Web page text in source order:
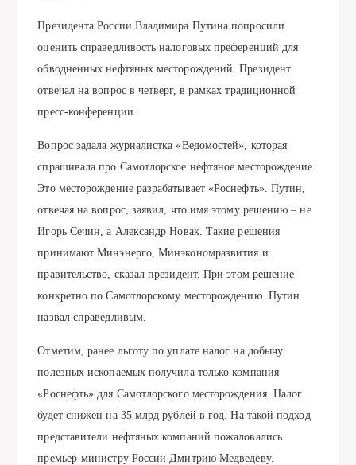
Президента России Владимира Путина попросили
оценить справедливость налоговых преференций для
обводненных нефтяных месторождений. Президент
отвечал на вопрос в четверг, в рамках традиционной
пресс-конференции.
Вопрос задала журналистка «Ведомостей», которая
спрашивала про Самотлорское нефтяное месторождение.
Это месторождение разрабатывает «Роснефть». Путин,
отвечая на вопрос, заявил, что имя этому решению – не
Игорь Сечин, а Александр Новак. Такие решения
принимают Минэнерго, Минэкономразвития и
правительство, сказал президент. При этом решение
конкретно по Самотлорскому месторождению. Путин
назвал справедливым.
Отметим, ранее льготу по уплате налог на добычу
полезных ископаемых получила только компания
«Роснефть» для Самотлорского месторождения. Налог
будет снижен на 35 млрд рублей в год. На такой подход
представители нефтяных компаний пожаловались
премьер-министру России Дмитрию Медведеву.